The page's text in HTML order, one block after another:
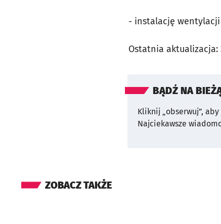
- instalację wentylacji
Ostatnia aktualizacja:
BĄDŹ NA
Kliknij „obserwuj”,
Najciekawsze
ZOBACZ TAKŻE